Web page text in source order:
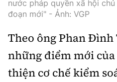
Tổng biên tập:Nguyễn Thị
Phó Tổng biên tập:
Nguyễn
Nguyễn Đức Thắng, La Đức
Hotline:
0901 514 799
Quảng cáo và
0915 057 282
nước pháp quyền xã hội
đoạn mới" - Ảnh: VGP
Theo ông Phan
những điểm mới
thiện cơ chế kiểm